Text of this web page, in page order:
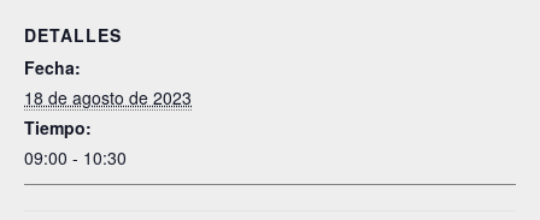
DETALLES
Fecha:
18 de agosto de 2023
Tiempo:
09:00 - 10:30